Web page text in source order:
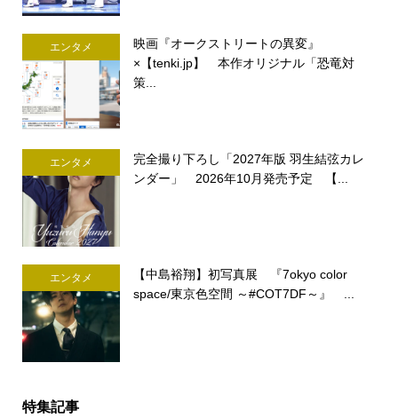
エンタメ
映画『オークストリートの異変』
×【tenki.jp】 本作オリジナル「恐竜対
策...
エンタメ
完全撮り下ろし「2027年版 羽生結弦カレ
ンダー」 2026年10月発売予定 【...
エンタメ
【中島裕翔】初写真展 『7okyo color
space/東京色空間 ～#COT7DF～』 ...
特集記事